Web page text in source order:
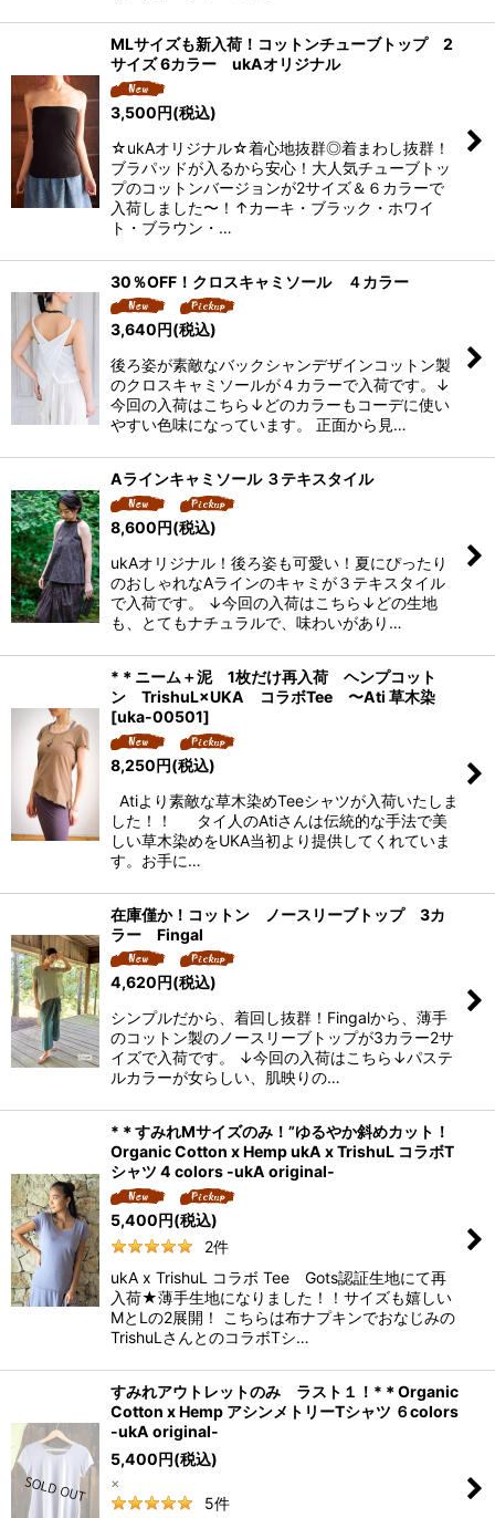
MLサイズも新入荷！コットンチューブトップ 2
サイズ 6カラー ukAオリジナル
3,500円(税込)
☆ukAオリジナル☆着心地抜群◎着まわし抜群！
ブラパッドが入るから安心！大人気チューブトッ
プのコットンバージョンが2サイズ＆６カラーで
入荷しました〜！↑カーキ・ブラック・ホワイ
ト・ブラウン・…
30％OFF！クロスキャミソール ４カラー
3,640円(税込)
後ろ姿が素敵なバックシャンデザインコットン製
のクロスキャミソールが４カラーで入荷です。↓
今回の入荷はこちら↓どのカラーもコーデに使い
やすい色味になっています。 正面から見…
Aラインキャミソール ３テキスタイル
8,600円(税込)
ukAオリジナル！後ろ姿も可愛い！夏にぴったり
のおしゃれなAラインのキャミが３テキスタイル
で入荷です。 ↓今回の入荷はこちら↓どの生地
も、とてもナチュラルで、味わいがあり…
*＊ニーム＋泥 1枚だけ再入荷 ヘンプコット
ン TrishuL×UKA コラボTee 〜Ati 草木染
[uka-00501]
8,250円(税込)
Atiより素敵な草木染めTeeシャツが入荷いたしま
した！！ タイ人のAtiさんは伝統的な手法で美
しい草木染めをUKA当初より提供してくれていま
す。お手に…
在庫僅か！コットン ノースリーブトップ 3カ
ラー Fingal
4,620円(税込)
シンプルだから、着回し抜群！Fingalから、薄手
のコットン製のノースリーブトップが3カラー2サ
イズで入荷です。 ↓今回の入荷はこちら↓パステ
ルカラーが女らしい、肌映りの…
*＊すみれMサイズのみ！”ゆるやか斜めカット！
Organic Cotton x Hemp ukA x TrishuL コラボT
シャツ 4 colors -ukA original-
5,400円(税込)
2件
ukA x TrishuL コラボ Tee Gots認証生地にて再
入荷★薄手生地になりました！！サイズも嬉しい
MとLの2展開！ こちらは布ナプキンでおなじみの
TrishuLさんとのコラボTシ…
すみれアウトレットのみ ラスト１！*＊Organic
Cotton x Hemp アシンメトリーTシャツ ６colors
-ukA original-
5,400円(税込)
×
5件